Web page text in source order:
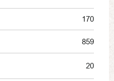
170
859
20